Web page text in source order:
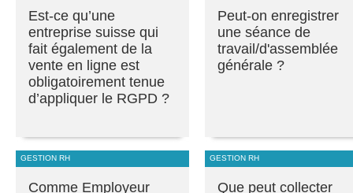
Est-ce qu’une
entreprise suisse qui
fait également de la
vente en ligne est
obligatoirement tenue
d’appliquer le RGPD ?
Peut-on enregistrer
une séance de
travail/d'assemblée
générale ?
GESTION RH
Comme Employeur
GESTION RH
Que peut collecter